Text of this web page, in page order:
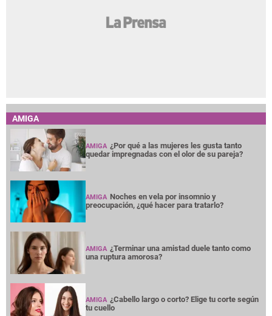
AMIGA
AMIGA ¿Por qué a las mujeres les gusta tanto
quedar impregnadas con el olor de su pareja?
AMIGA Noches en vela por insomnio y
preocupación, ¿qué hacer para tratarlo?
AMIGA ¿Terminar una amistad duele tanto como
una ruptura amorosa?
AMIGA ¿Cabello largo o corto? Elige tu corte según
tu cuello